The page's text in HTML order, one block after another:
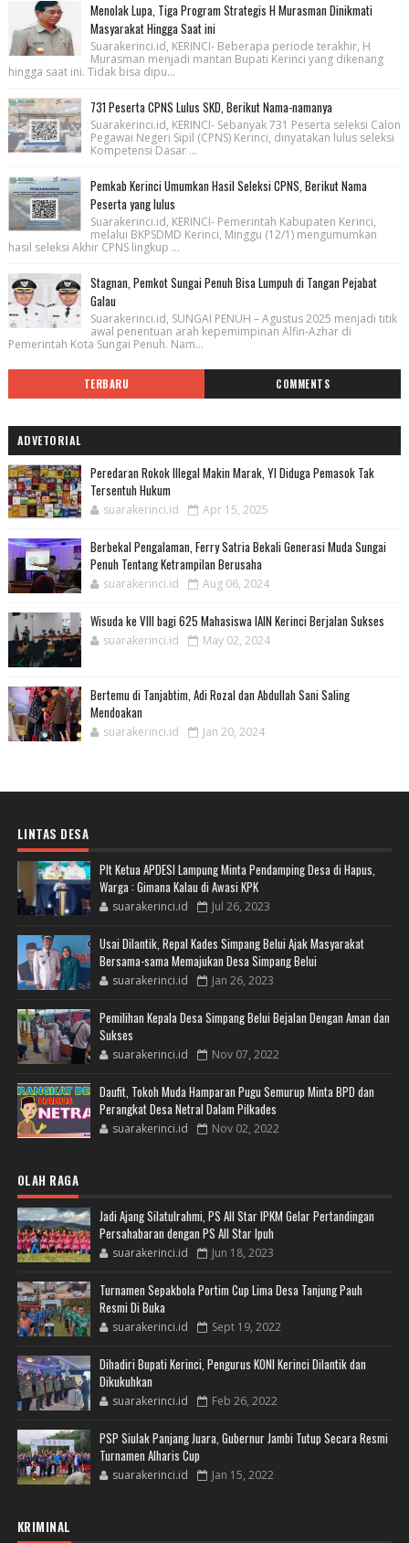
Menolak Lupa, Tiga Program Strategis H Murasman Dinikmati
Masyarakat Hingga Saat ini
Suarakerinci.id, KERINCI- Beberapa periode terakhir, H
Murasman menjadi mantan Bupati Kerinci yang dikenang
hingga saat ini. Tidak bisa dipu...
731 Peserta CPNS Lulus SKD, Berikut Nama-namanya
Suarakerinci.id, KERINCI- Sebanyak 731 Peserta seleksi Calon
Pegawai Negeri Sipil (CPNS) Kerinci, dinyatakan lulus seleksi
Kompetensi Dasar ...
Pemkab Kerinci Umumkan Hasil Seleksi CPNS, Berikut Nama
Peserta yang lulus
Suarakerinci.id, KERINCI- Pemerintah Kabupaten Kerinci,
melalui BKPSDMD Kerinci, Minggu (12/1) mengumumkan
hasil seleksi Akhir CPNS lingkup ...
Stagnan, Pemkot Sungai Penuh Bisa Lumpuh di Tangan Pejabat
Galau
Suarakerinci.id, SUNGAI PENUH – Agustus 2025 menjadi titik
awal penentuan arah kepemimpinan Alfin-Azhar di
Pemerintah Kota Sungai Penuh. Nam...
TERBARU COMMENTS
ADVETORIAL
Peredaran Rokok Illegal Makin Marak, YI Diduga Pemasok Tak
Tersentuh Hukum
suarakerinci.id Apr 15, 2025
Berbekal Pengalaman, Ferry Satria Bekali Generasi Muda Sungai
Penuh Tentang Ketrampilan Berusaha
suarakerinci.id Aug 06, 2024
Wisuda ke VIII bagi 625 Mahasiswa IAIN Kerinci Berjalan Sukses
suarakerinci.id May 02, 2024
Bertemu di Tanjabtim, Adi Rozal dan Abdullah Sani Saling
Mendoakan
suarakerinci.id Jan 20, 2024
LINTAS DESA
Plt Ketua APDESI Lampung Minta Pendamping Desa di Hapus,
Warga : Gimana Kalau di Awasi KPK
suarakerinci.id Jul 26, 2023
Usai Dilantik, Repal Kades Simpang Belui Ajak Masyarakat
Bersama-sama Memajukan Desa Simpang Belui
suarakerinci.id Jan 26, 2023
Pemilihan Kepala Desa Simpang Belui Bejalan Dengan Aman dan
Sukses
suarakerinci.id Nov 07, 2022
Daufit, Tokoh Muda Hamparan Pugu Semurup Minta BPD dan
Perangkat Desa Netral Dalam Pilkades
suarakerinci.id Nov 02, 2022
OLAH RAGA
Jadi Ajang Silatulrahmi, PS All Star IPKM Gelar Pertandingan
Persahabaran dengan PS All Star Ipuh
suarakerinci.id Jun 18, 2023
Turnamen Sepakbola Portim Cup Lima Desa Tanjung Pauh
Resmi Di Buka
suarakerinci.id Sept 19, 2022
Dihadiri Bupati Kerinci, Pengurus KONI Kerinci Dilantik dan
Dikukuhkan
suarakerinci.id Feb 26, 2022
PSP Siulak Panjang Juara, Gubernur Jambi Tutup Secara Resmi
Turnamen Alharis Cup
suarakerinci.id Jan 15, 2022
KRIMINAL